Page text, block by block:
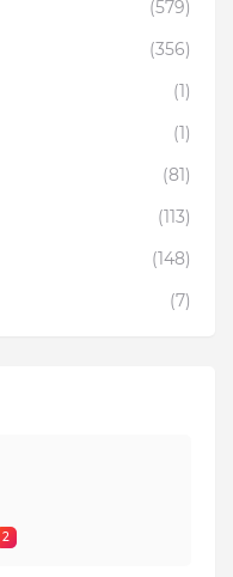
(579)
(356)
(1)
(1)
(81)
(113)
(148)
(7)
2